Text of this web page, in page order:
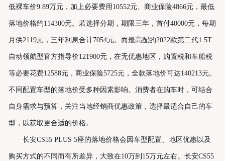
低裸车价9.89万元，加上必要费用10552元、商业保险4866元，最低
落地价格约114300元。若选择分期，期限三年，首付40000元，每期
月供2119元，三年利息合计7054元。而最高配的2022款第二代1.5T
自动领航型官方指导价121900元，在无优惠地区，购置税和车船税
等必要花费12588元，商业保险5725元，全款落地价可达140213元。
不同配置车型的落地价受多种因素影响。消费者在购车时，可结合
自身需求与预算，关注当地经销商优惠政策，选择最适合自己的车
型，以获取更合适的价格。
长安CS55 PLUS 5座的落地价格会因车型配置、地区优惠以及
购买方式的不同而有所差异，大致在10万到15万元左右。长安CS55